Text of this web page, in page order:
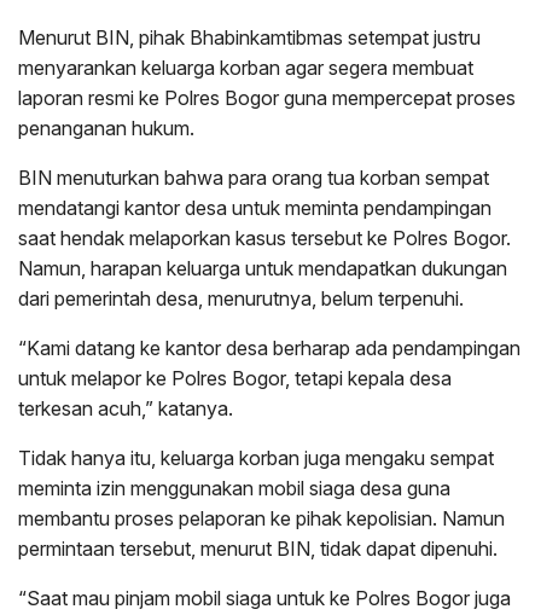
Menurut BIN, pihak Bhabinkamtibmas setempat justru
menyarankan keluarga korban agar segera membuat
laporan resmi ke Polres Bogor guna mempercepat proses
penanganan hukum.
BIN menuturkan bahwa para orang tua korban sempat
mendatangi kantor desa untuk meminta pendampingan
saat hendak melaporkan kasus tersebut ke Polres Bogor.
Namun, harapan keluarga untuk mendapatkan dukungan
dari pemerintah desa, menurutnya, belum terpenuhi.
“Kami datang ke kantor desa berharap ada pendampingan
untuk melapor ke Polres Bogor, tetapi kepala desa
terkesan acuh,” katanya.
Tidak hanya itu, keluarga korban juga mengaku sempat
meminta izin menggunakan mobil siaga desa guna
membantu proses pelaporan ke pihak kepolisian. Namun
permintaan tersebut, menurut BIN, tidak dapat dipenuhi.
“Saat mau pinjam mobil siaga untuk ke Polres Bogor juga